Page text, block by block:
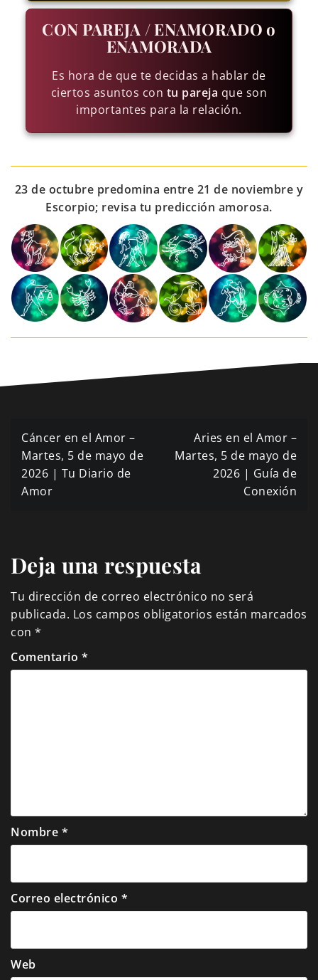
CON PAREJA / ENAMORADO o
ENAMORADA
Es hora de que te decidas a hablar de
ciertos asuntos con tu pareja que son
importantes para la relación.
23 de octubre predomina entre 21 de noviembre y
Escorpio; revisa tu predicción amorosa.
Navegación
de
entradas
Cáncer en el Amor –
Martes, 5 de mayo de
2026 | Tu Diario de
Amor
Aries en el Amor –
Martes, 5 de mayo de
2026 | Guía de
Conexión
Deja una respuesta
Tu dirección de correo electrónico no será
publicada. Los campos obligatorios están marcados
con *
Comentario *
Nombre *
Correo electrónico *
Web